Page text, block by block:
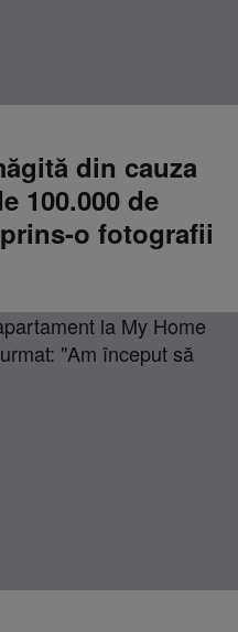
din cauza
100.000 de
o fotografii